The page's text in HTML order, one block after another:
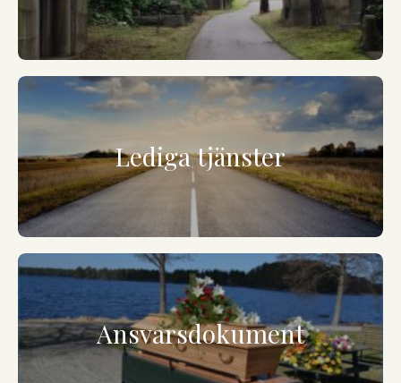
Lediga tjänster
Ansvarsdokument